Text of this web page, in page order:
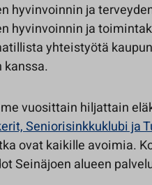
hyvinvoinnin ja
hyvinvoinnin ja
yhteistyötä
kanssa.
vuosittain hiljattain
Seniorisinkkuklubi ja
ovat kaikille avoimia.
Seinäjoen alueen